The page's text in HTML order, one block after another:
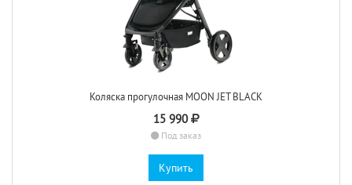
Коляска прогулочная MOON JET BLACK
15 990
Под заказ
Купить